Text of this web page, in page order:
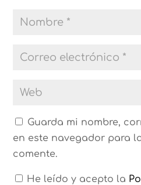
Guarda mi nombre,
en este navegador para
comente.
He leído y acepto la